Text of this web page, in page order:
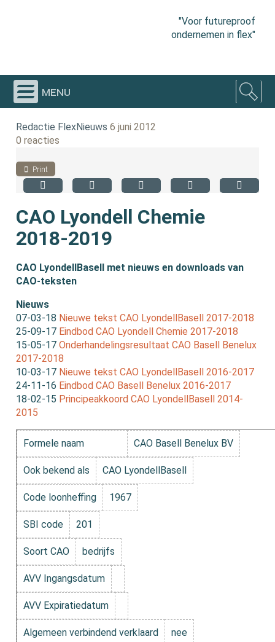
"Voor futureproof
ondernemen in flex"
menu
Redactie FlexNieuws 6 juni 2012
0 reacties
Print
CAO Lyondell Chemie
2018-2019
CAO LyondellBasell met nieuws en downloads van
CAO-teksten
Nieuws
07-03-18 Nieuwe tekst CAO LyondellBasell 2017-2018
25-09-17 Eindbod CAO Lyondell Chemie 2017-2018
15-05-17Onderhandelingsresultaat CAO Basell Benelux
2017-2018
10-03-17 Nieuwe tekst CAO LyondellBasell 2016-2017
24-11-16 Eindbod CAO Basell Benelux 2016-2017
18-02-15 Principeakkoord CAO LyondellBasell 2014-
2015
Formele naam CAO Basell Benelux BV
Ook bekend als CAO LyondellBasell
Code loonheffing 1967
SBI code 201
Soort CAO bedrijfs
AVV Ingangsdatum
AVV Expiratiedatum
Algemeen verbindend verklaard nee